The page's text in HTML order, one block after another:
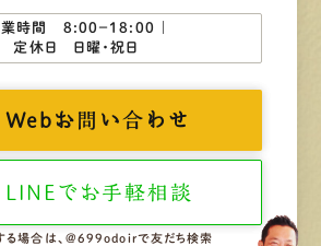
業時間 8:00−18:00 ｜
定休日 日曜・祝日
Web お問い合わせ
LINEで お手軽相談
る場合は、@699odoirで友だち検索